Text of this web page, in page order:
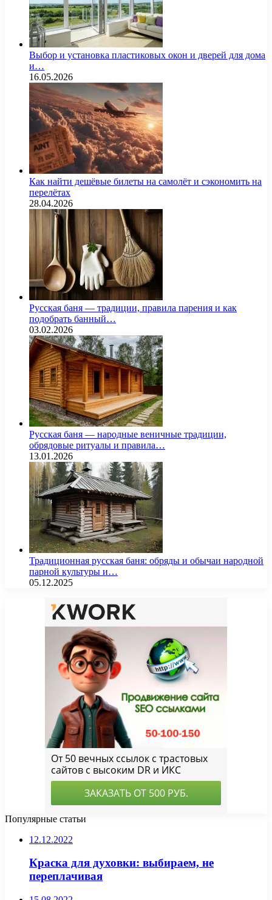
Выбор и установка пластиковых окон и дверей для дома
и…
16.05.2026
Как найти дешёвые билеты на самолёт и сэкономить на
перелётах
28.04.2026
Русская баня — традиции, правила парения и как
подобрать банный…
03.02.2026
Русская баня — народные веничные традиции,
обрядовые ритуалы и правила…
13.01.2026
Традиционная русская баня: обряды и обычаи народной
парной культуры и…
05.12.2025
Популярные статьи
12.12.2022
Краска для духовки: выбираем, не
переплачивая